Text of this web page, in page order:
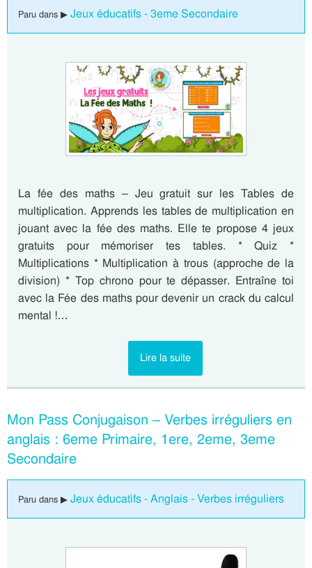
Paru dans ▶ Jeux éducatifs - 3eme Secondaire
La fée des maths – Jeu gratuit sur les Tables de
multiplication. Apprends les tables de multiplication en
jouant avec la fée des maths. Elle te propose 4 jeux
gratuits pour mémoriser tes tables. * Quiz *
Multiplications * Multiplication à trous (approche de la
division) * Top chrono pour te dépasser. Entraîne toi
avec la Fée des maths pour devenir un crack du calcul
mental !…
Lire la suite
Mon Pass Conjugaison – Verbes irréguliers en
anglais : 6eme Primaire, 1ere, 2eme, 3eme
Secondaire
Paru dans ▶ Jeux éducatifs - Anglais - Verbes irréguliers